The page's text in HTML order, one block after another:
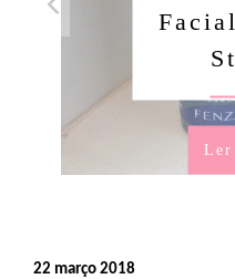
Ler
22 março 2018